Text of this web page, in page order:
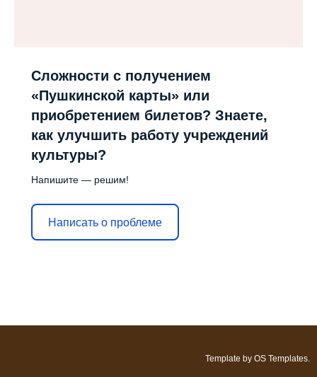
Сложности с получением
«Пушкинской карты» или
приобретением билетов? Знаете,
как улучшить работу учреждений
культуры?
Напишите — решим!
Написать о проблеме
Template by OS Templates.